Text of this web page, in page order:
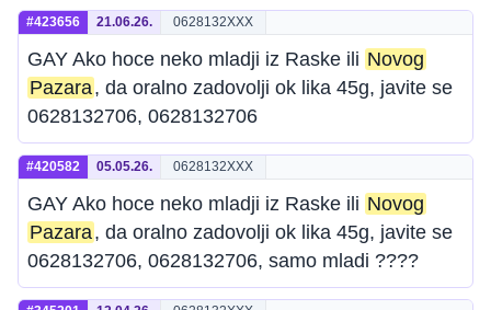
#423656 21.06.26. 0628132XXX
GAY Ako hoce neko mladji iz Raske ili Novog
Pazara, da oralno zadovolji ok lika 45g, javite se
0628132706, 0628132706
#420582 05.05.26. 0628132XXX
GAY Ako hoce neko mladji iz Raske ili Novog
Pazara, da oralno zadovolji ok lika 45g, javite se
0628132706, 0628132706, samo mladi ????